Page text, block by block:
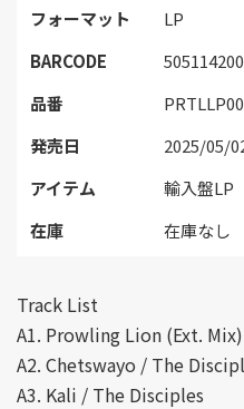
フォーマット
LP
BARCODE
品番
発売日
2025/05/
アイテム
輸入盤LP
在庫
在庫なし
Track List
A1. Prowling Lion (Ext.
A2. Chetswayo / The
A3. Kali / The Disciples